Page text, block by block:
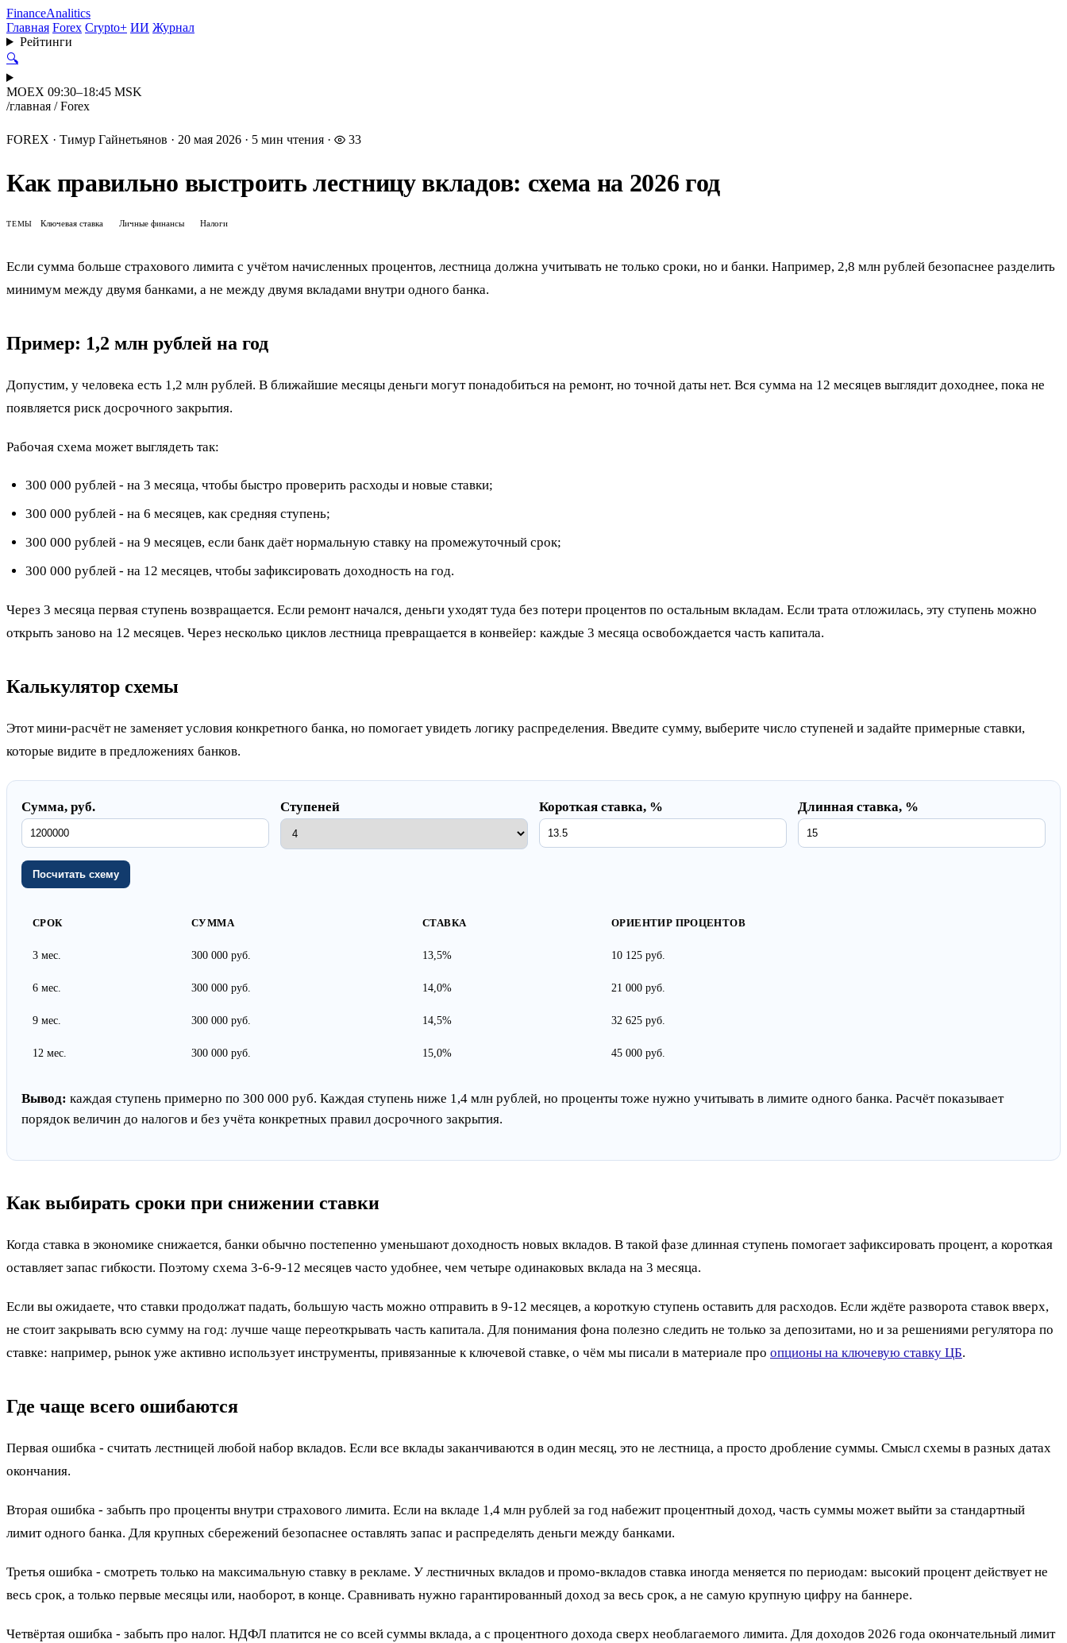
FinanceAnalitics
Главная Forex Crypto+ ИИ Журнал
Рейтинги
🔍
MOEX 09:30–18:45 MSK
/главная / Forex
FOREX · Тимур Гайнетьянов · 20 мая 2026 · 5 мин чтения · 33
Как правильно выстроить лестницу вкладов: схема на 2026 год
ТЕМЫ Ключевая ставка Личные финансы Налоги
Если сумма больше страхового лимита с учётом начисленных процентов, лестница должна учитывать не только сроки, но и банки. Например, 2,8 млн рублей безопаснее разделить
минимум между двумя банками, а не между двумя вкладами внутри одного банка.
Пример: 1,2 млн рублей на год
Допустим, у человека есть 1,2 млн рублей. В ближайшие месяцы деньги могут понадобиться на ремонт, но точной даты нет. Вся сумма на 12 месяцев выглядит доходнее, пока не
появляется риск досрочного закрытия.
Рабочая схема может выглядеть так:
300 000 рублей - на 3 месяца, чтобы быстро проверить расходы и новые ставки;
300 000 рублей - на 6 месяцев, как средняя ступень;
300 000 рублей - на 9 месяцев, если банк даёт нормальную ставку на промежуточный срок;
300 000 рублей - на 12 месяцев, чтобы зафиксировать доходность на год.
Через 3 месяца первая ступень возвращается. Если ремонт начался, деньги уходят туда без потери процентов по остальным вкладам. Если трата отложилась, эту ступень можно
открыть заново на 12 месяцев. Через несколько циклов лестница превращается в конвейер: каждые 3 месяца освобождается часть капитала.
Калькулятор схемы
Этот мини-расчёт не заменяет условия конкретного банка, но помогает увидеть логику распределения. Введите сумму, выберите число ступеней и задайте примерные ставки,
которые видите в предложениях банков.
Сумма, руб. Ступеней Короткая ставка, % Длинная ставка, %
Посчитать схему
СРОК СУММА СТАВКА ОРИЕНТИР ПРОЦЕНТОВ
3 мес. 300 000 руб. 13,5% 10 125 руб.
6 мес. 300 000 руб. 14,0% 21 000 руб.
9 мес. 300 000 руб. 14,5% 32 625 руб.
12 мес. 300 000 руб. 15,0% 45 000 руб.
Вывод: каждая ступень примерно по 300 000 руб. Каждая ступень ниже 1,4 млн рублей, но проценты тоже нужно учитывать в лимите одного банка. Расчёт показывает
порядок величин до налогов и без учёта конкретных правил досрочного закрытия.
Как выбирать сроки при снижении ставки
Когда ставка в экономике снижается, банки обычно постепенно уменьшают доходность новых вкладов. В такой фазе длинная ступень помогает зафиксировать процент, а короткая
оставляет запас гибкости. Поэтому схема 3-6-9-12 месяцев часто удобнее, чем четыре одинаковых вклада на 3 месяца.
Если вы ожидаете, что ставки продолжат падать, большую часть можно отправить в 9-12 месяцев, а короткую ступень оставить для расходов. Если ждёте разворота ставок вверх,
не стоит закрывать всю сумму на год: лучше чаще переоткрывать часть капитала. Для понимания фона полезно следить не только за депозитами, но и за решениями регулятора по
ставке: например, рынок уже активно использует инструменты, привязанные к ключевой ставке, о чём мы писали в материале про опционы на ключевую ставку ЦБ.
Где чаще всего ошибаются
Первая ошибка - считать лестницей любой набор вкладов. Если все вклады заканчиваются в один месяц, это не лестница, а просто дробление суммы. Смысл схемы в разных датах
окончания.
Вторая ошибка - забыть про проценты внутри страхового лимита. Если на вкладе 1,4 млн рублей за год набежит процентный доход, часть суммы может выйти за стандартный
лимит одного банка. Для крупных сбережений безопаснее оставлять запас и распределять деньги между банками.
Третья ошибка - смотреть только на максимальную ставку в рекламе. У лестничных вкладов и промо-вкладов ставка иногда меняется по периодам: высокий процент действует не
весь срок, а только первые месяцы или, наоборот, в конце. Сравнивать нужно гарантированный доход за весь срок, а не самую крупную цифру на баннере.
Четвёртая ошибка - забыть про налог. НДФЛ платится не со всей суммы вклада, а с процентного дохода сверх необлагаемого лимита. Для доходов 2026 года окончательный лимит